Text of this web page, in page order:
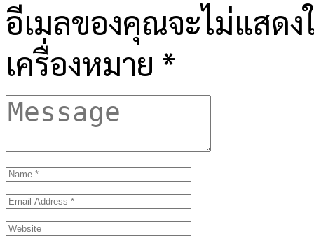
อีเมลของคุณจะไม่แสด
เครื่องหมาย *